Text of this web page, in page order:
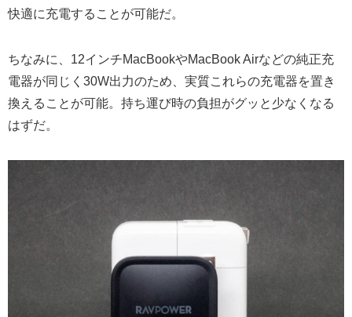
快適に充電することが可能だ。
ちなみに、12インチMacBookやMacBook Airなどの純正充
電器が同じく30W出力のため、実質これらの充電器を置き
換えることが可能。持ち運び時の負担がグッと少なくなる
はずだ。